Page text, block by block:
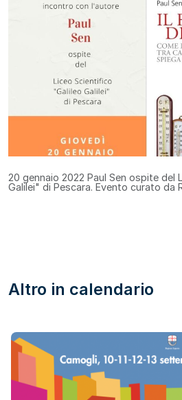
20 gennaio 2022 Paul Sen ospite del
Galilei" di Pescara. Evento curato da
Altro in calendario